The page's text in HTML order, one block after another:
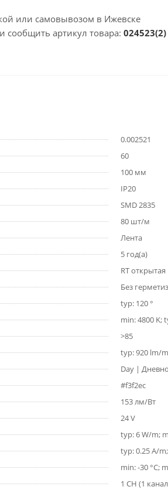
или самовывозом в Ижевске
сообщить артикул товара: 024523(2)
0.002521
60
100 мм
IP20
SMD 2835
80 шт/м
Лента
5 год(а)
RT открытая
Без
typ: 120 °
min: 4800 K;
>85
typ: 920 lm/m
Day |
#f3f2ec
153 лм/Вт
24 V
typ: 6 W/m;
typ: 0.25 A/
min: -30 °C;
1 CH (1